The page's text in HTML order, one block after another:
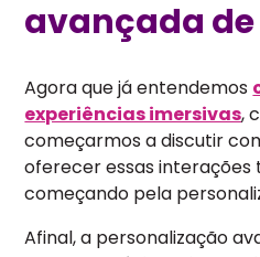
avançada
Agora que já entendemos
experiências imersivas,
começarmos a discutir
oferecer essas interações
começando pela
Afinal, a personalização